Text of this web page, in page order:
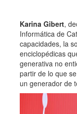
Karina Gibert,
Informática de
capacidades, la
enciclopédicas
generativa no
partir de lo que
un generador de